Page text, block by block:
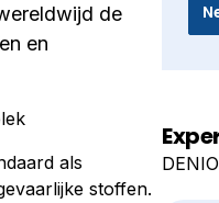
de
en
als
stoffen.